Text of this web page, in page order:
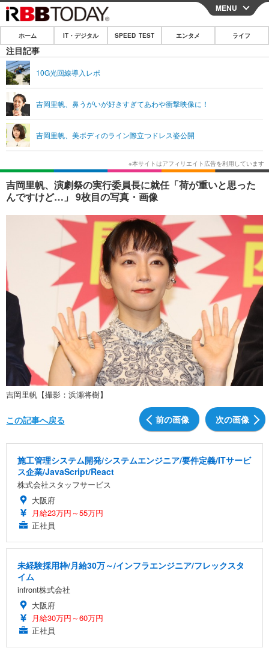
CLOSE
ホーム
IT・デジタル
ショッピング その他
SPEED TEST
エンタメ
エンタメTOP 映画・ドラマ
韓国・芸能
音楽 スポーツ
ショッピング その他
ライフ
ライフTOP グルメ
ペット ショッピング
その他
リリース一覧
プッシュ通知の停止方法
MENU
ホーム IT・デジタル SPEED TEST エンタメ ライフ
注目記事
10G光回線導入レポ
吉岡里帆、鼻うがいが好きすぎてあわや衝撃映像に！
吉岡里帆、美ボディのライン際立つドレス姿公開
吉岡里帆、演劇祭の実行委員長に就任「荷が重いと思った
んですけど…」 9枚目の写真・画像
吉岡里帆【撮影：浜瀬将樹】
前の画像 次の画像
この記事へ戻る
施工管理システム開発/システムエンジニア/要件定義/ITサービ
ス企業/JavaScript/React
株式会社スタッフサービス
大阪府
月給23万円～55万円
正社員
未経験採用枠/月給30万～/インフラエンジニア/フレックスタ
イム
infront株式会社
大阪府
月給30万円～60万円
正社員